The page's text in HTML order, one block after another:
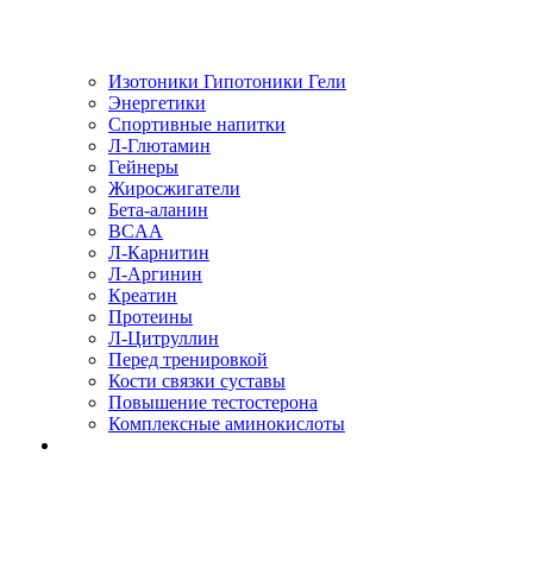
Изотоники Гипотоники Гели
Энергетики
Спортивные напитки
Л-Глютамин
Гейнеры
Жиросжигатели
Бета-аланин
BCAA
Л-Карнитин
Л-Аргинин
Креатин
Протеины
Л-Цитруллин
Перед тренировкой
Кости связки суставы
Повышение тестостерона
Комплексные аминокислоты